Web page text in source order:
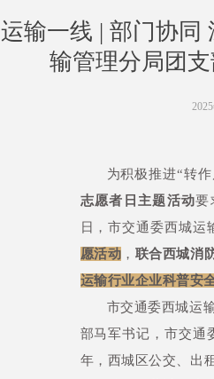
运输一线 | 部门协
输管理分局团
为积极推进“转
志愿者日主题活动要
日，市交通委西城运
愿活动 ， 联合西城消
运输行业企业科普安
市交通委西城运
部马军书记，市交通
年，西城区公交、出